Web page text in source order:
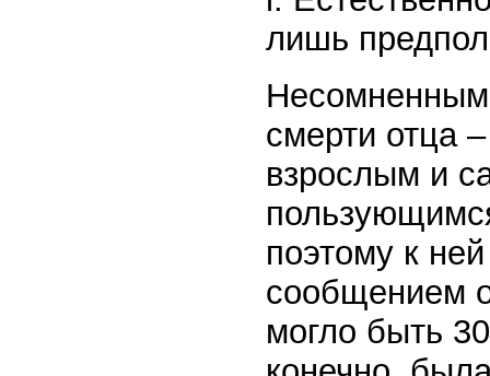
лишь
Несомненным
смерти отца
взрослым и
поэтому к
сообщением
могло быть